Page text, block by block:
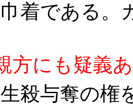
着である。
方にも疑義
殺与奪の権